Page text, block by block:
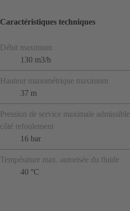
Caractéristiques techniques
Débit maximum
130 m3/h
Hauteur manométrique maximum
37 m
Pression de service maximale admissible
côté refoulement
16 bar
Température max. autorisée du fluide
40 °C